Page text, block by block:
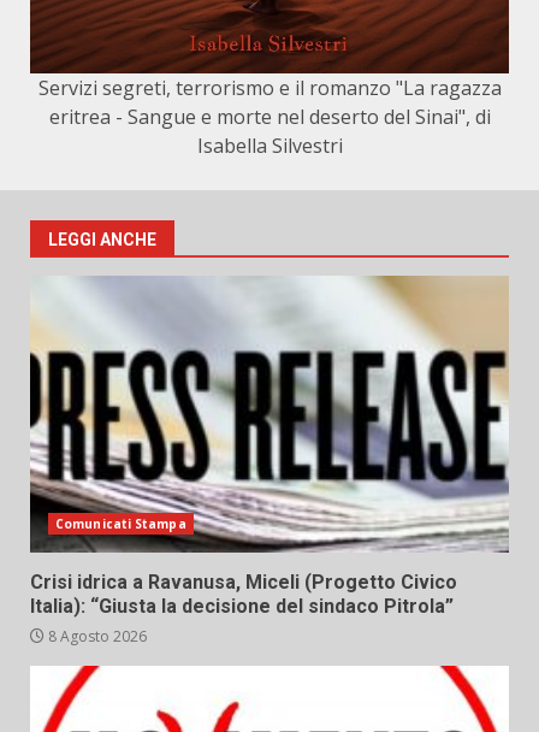
Servizi segreti, terrorismo e il romanzo "La ragazza
eritrea - Sangue e morte nel deserto del Sinai", di
Isabella Silvestri
LEGGI ANCHE
Comunicati Stampa
Crisi idrica a Ravanusa, Miceli (Progetto Civico
Italia): “Giusta la decisione del sindaco Pitrola”
8 Agosto 2026